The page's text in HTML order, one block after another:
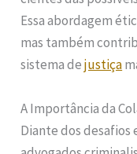
Essa abordagem
mas também
sistema dejustiça
A Importância da
Diante dos